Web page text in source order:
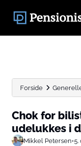
Forside
Chok for
udelukkes i
Mikkel Petersen•5.